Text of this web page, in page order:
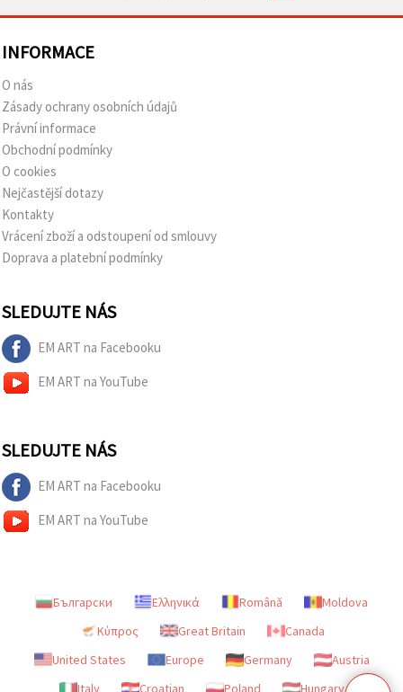
INFORMACE
O nás
Zásady ochrany osobních údajů
Právní informace
Obchodní podmínky
O cookies
Nejčastější dotazy
Kontakty
Vrácení zboží a odstoupení od smlouvy
Doprava a platební podmínky
SLEDUJTE NÁS
EM ART na Facebooku
EM ART na YouTube
SLEDUJTE NÁS
EM ART na Facebooku
EM ART na YouTube
Български Ελληνικά Română
Moldova
Κύπρος
Great Britain
Canada
United States
Europe Germany
Austria
Italy
Croatian Poland Hungary